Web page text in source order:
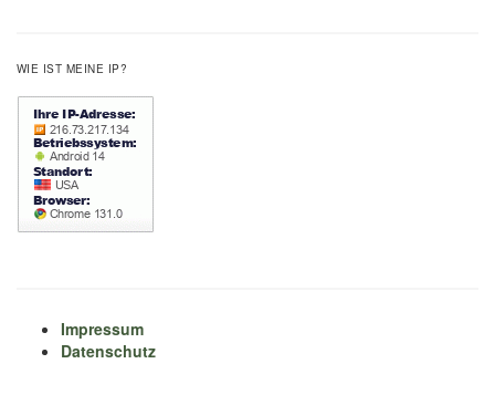
WIE IST MEINE IP?
Impressum
Datenschutz